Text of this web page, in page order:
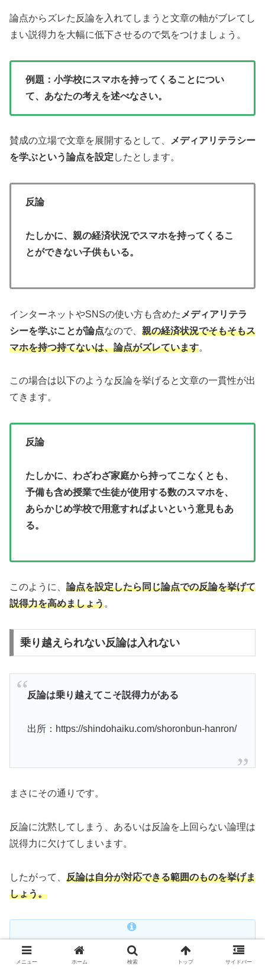
論点からズレた反論を入れてしまうと文章の軸がブレてし
まい説得力を大幅に低下させるので気をつけましょう。
例題：小学校にスマホを持ってくることについ
て、あなたの考えを述べなさい。
賛成の立場で文章を展開するとして、
メディアリテラシー
を学ぶという論点を設定 したとします。
反論
たしかに、親の経済状況でスマホを持ってくるこ
とができない子供もいる。
インターネットやSNSの使い方も含めた メディアリテラ
シーを学ぶことが論点なので、 親の経済状況でそもそもス
マホを持つ持てないは、論点がズレています。
この場合は以下のような反論を挙げると文章の一貫性が出
てきます。
反論
たしかに、わざわざ家庭から持ってこなくとも、
予備も含め授業で生徒が使用する数のスマホを、
あらかじめ学校で用意すればよいという意見もあ
る。
このように、 論点を設定したら同じ論点での反論を挙げて
説得力を高めましょう。
乗り越えられない反論は入れない
反論は乗り越えてこそ説得力がある
出所：https://shindohaiku.com/shoronbun-hanron/
まさにその通りです。
反論に沈黙してしまう、あるいは反論を上回らない論理は
説得力に欠けてしまいます。
したがって、 反論は自分が対応できる範囲のものを挙げま
しょう。
まとめ
メニュー ホーム 検索 トップ サイドバー